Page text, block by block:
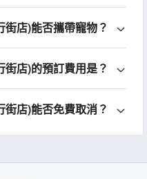
店)能否攜帶寵物？
店)的預訂費用是？
店)能否免費取消？